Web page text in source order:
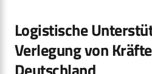
Logistische
Verlegung von